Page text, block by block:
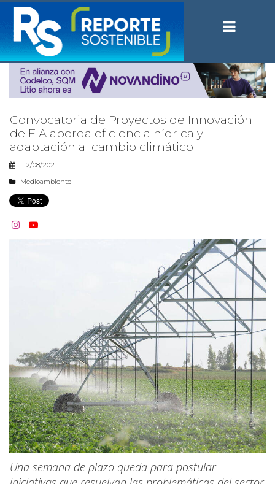
Convocatoria de Proyectos de Innovación
de FIA aborda eficiencia hídrica y
adaptación al cambio climático
12/08/2021
Medioambiente
 
Una semana de plazo queda para postular